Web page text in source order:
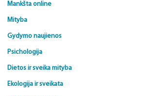
Mankšta online
Mityba
Gydymo naujienos
Psichologija
Dietos ir sveika mityba
Ekologija ir sveikata